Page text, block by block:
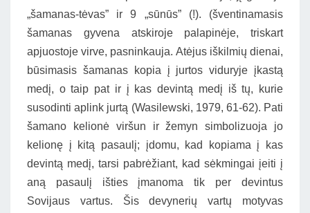
„šamanas-tėvas” ir 9 „sūnūs” (!). (šventinamasis
šamanas gyvena atskiroje palapinėje, triskart
apjuostoje virve, pasninkauja. Atėjus iškilmių dienai,
būsimasis šamanas kopia į jurtos viduryje įkastą
medį, o taip pat ir į kas devintą medį iš tų, kurie
susodinti aplink jurtą (Wasilewski, 1979, 61-62). Pati
šamano kelionė viršun ir žemyn simbolizuoja jo
kelionę į kitą pasaulį; įdomu, kad kopiama į kas
devintą medį, tarsi pabrėžiant, kad sėkmingai įeiti į
aną pasaulį išties įmanoma tik per devintus
Sovijaus vartus. Šis devynerių vartų motyvas